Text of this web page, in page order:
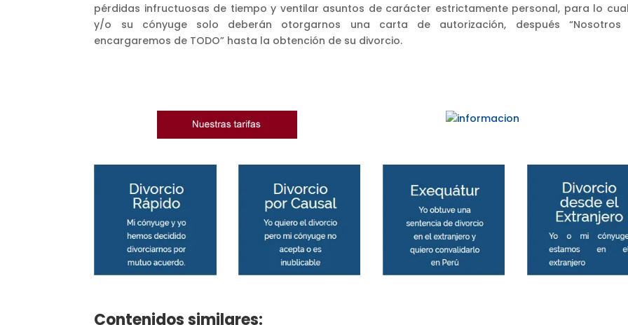
pérdidas infructuosas de tiempo y ventilar asuntos de carácter estrictamente personal, para lo
y/o su cónyuge solo deberán otorgarnos una carta de autorización, después “Nosotros
encargaremos de TODO” hasta la obtención de su divorcio.
Contenidos similares: